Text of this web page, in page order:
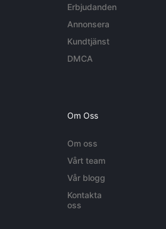
Erbjudanden
Annonsera
Kundtjänst
DMCA
Om Oss
Om oss
Vårt team
Vår blogg
Kontakta
oss